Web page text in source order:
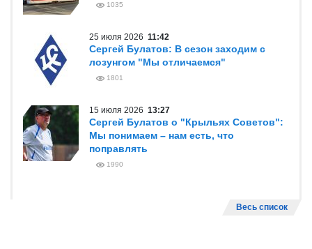
1035
25 июля 2026 11:42
Сергей Булатов: В сезон заходим с
лозунгом "Мы отличаемся"
1801
15 июля 2026 13:27
Сергей Булатов о "Крыльях Советов":
Мы понимаем – нам есть, что
поправлять
1990
Весь список